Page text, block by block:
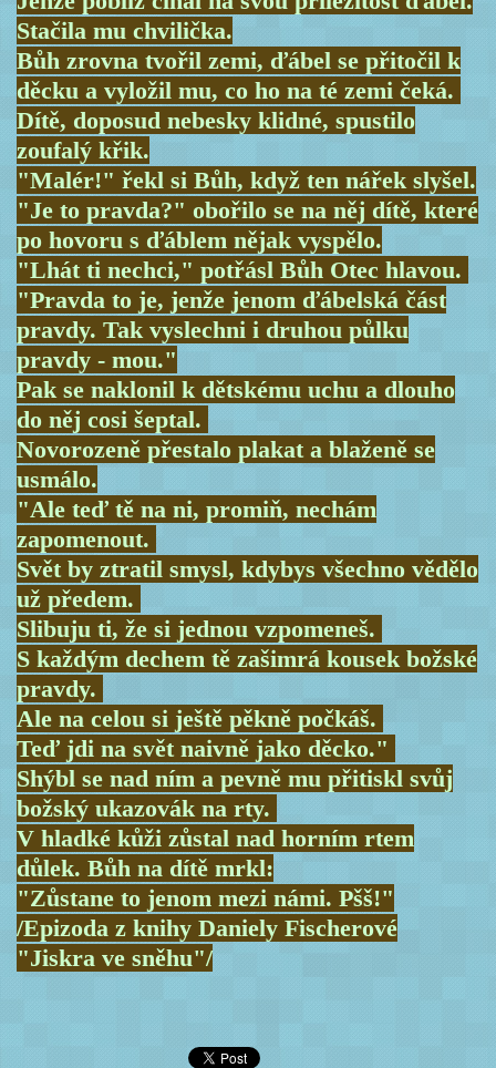
Stačila mu chvilička.
Bůh zrovna tvořil zemi, ďábel se přitočil k
děcku a vyložil mu, co ho na té zemi čeká.
Dítě, doposud nebesky klidné, spustilo
zoufalý křik.
"Malér!" řekl si Bůh, když ten nářek slyšel.
"Je to pravda?" obořilo se na něj dítě, které
po hovoru s ďáblem nějak vyspělo.
"Lhát ti nechci," potřásl Bůh Otec hlavou.
"Pravda to je, jenže jenom ďábelská část
pravdy. Tak vyslechni i druhou půlku
pravdy - mou."
Pak se naklonil k dětskému uchu a dlouho
do něj cosi šeptal.
Novorozeně přestalo plakat a blaženě se
usmálo.
"Ale teď tě na ni, promiň, nechám
zapomenout.
Svět by ztratil smysl, kdybys všechno vědělo
už předem.
Slibuju ti, že si jednou vzpomeneš.
S každým dechem tě zašimrá kousek božské
pravdy.
Ale na celou si ještě pěkně počkáš.
Teď jdi na svět naivně jako děcko."
Shýbl se nad ním a pevně mu přitiskl svůj
božský ukazovák na rty.
V hladké kůži zůstal nad horním rtem
důlek. Bůh na dítě mrkl:
"Zůstane to jenom mezi námi. Pšš!"
/Epizoda z knihy Daniely Fischerové
"Jiskra ve sněhu"/